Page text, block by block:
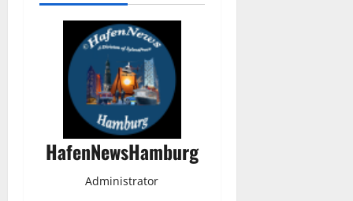
HafenNewsHamburg
Administrator